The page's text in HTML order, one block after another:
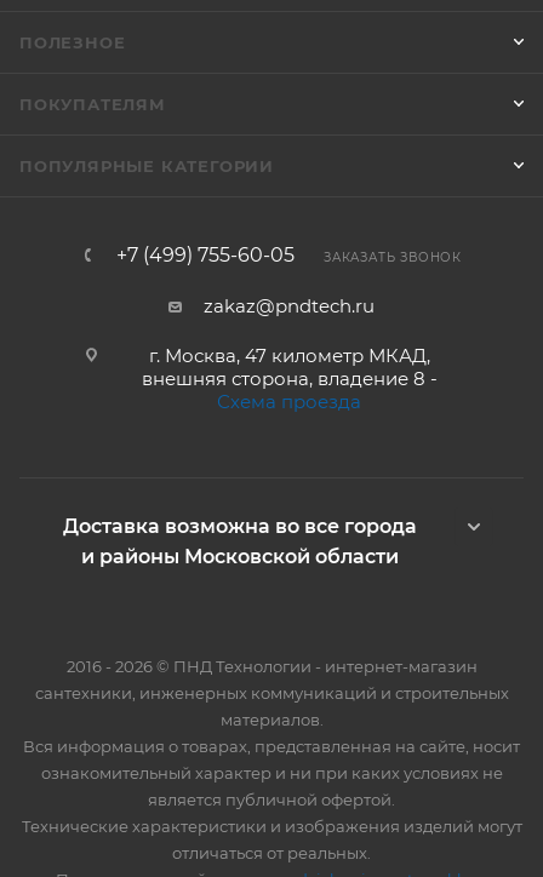
ПОЛЕЗНОЕ
ПОКУПАТЕЛЯМ
ПОПУЛЯРНЫЕ КАТЕГОРИИ
+7 (499) 755-60-05 ЗАКАЗАТЬ ЗВОНОК
zakaz@pndtech.ru
г. Москва, 47 километр МКАД,
внешняя сторона, владение 8 -
Схема проезда
Доставка возможна во все города
и районы Московской области
2016 - 2026 © ПНД Технологии - интернет-магазин
сантехники, инженерных коммуникаций и строительных
материалов.
Вся информация о товарах, представленная на сайте, носит
ознакомительный характер и ни при каких условиях не
является публичной офертой.
Технические характеристики и изображения изделий могут
отличаться от реальных.